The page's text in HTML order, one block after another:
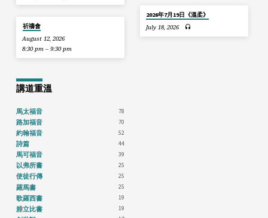
祈禱會
August 12, 2026
8:30 pm – 9:30 pm
2026年7月19日《溫柔》
July 18, 2026
講道重溫
馬太福音 78
路加福音 70
約翰福音 52
詩篇 44
馬可福音 39
以弗所書 25
使徒行傳 25
羅馬書 25
歌羅西書 19
腓立比書 19